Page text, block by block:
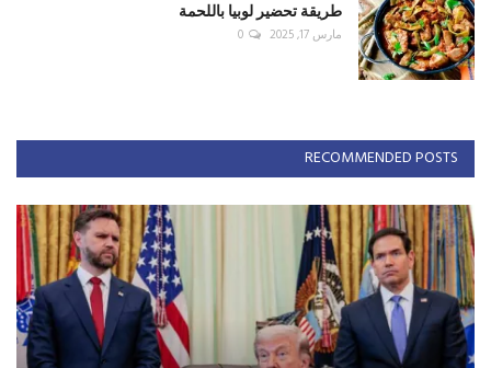
طريقة تحضير لوبيا باللحمة
مارس 17, 2025 0
RECOMMENDED POSTS